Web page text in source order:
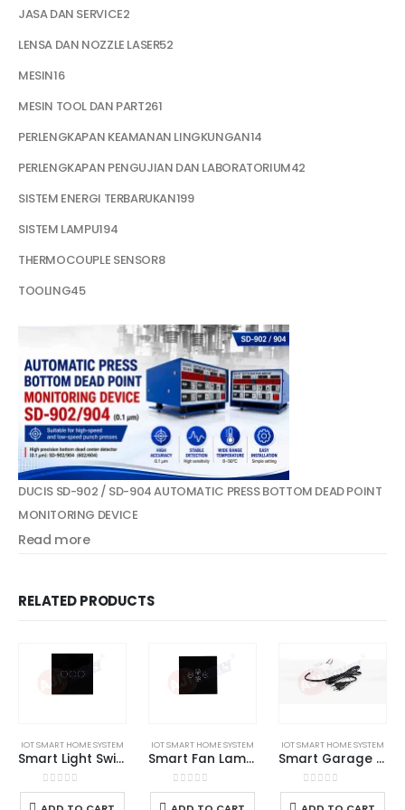
JASA DAN SERVICE2
LENSA DAN NOZZLE LASER52
MESIN1616
MESIN TOOL DAN PART261
PERLENGKAPAN KEAMANAN LINGKUNGAN14
PERLENGKAPAN PENGUJIAN DAN LABORATORIUM42
SISTEM ENERGI TERBARUKAN199199
SISTEM LAMPU194
THERMOCOUPLE SENSOR88
TOOLING4545
DUCIS SD-902 / SD-904 AUTOMATIC PRESS BOTTOM DEAD POINT
MONITORING DEVICE
Read more
RELATED PRODUCTS
IOT SMART HOME SYSTEM
Smart Light Switch 3 Gang​
0out of 5
IOT SMART HOME SYSTEM
Smart Fan Lamp Switch
0out of 5
IOT SMART HOME SYSTEM
Smart Garage Opener
0out of 5
© AJIPower Copyright 2023. All Rights Reserved.